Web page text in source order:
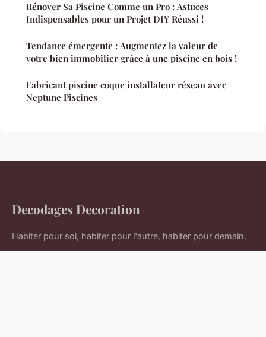
Rénover Sa Piscine Comme un Pro : Astuces
Indispensables pour un Projet DIY Réussi !
Tendance émergente : Augmentez la valeur de
votre bien immobilier grâce à une piscine en bois !
Fabricant piscine coque installateur réseau avec
Neptune Piscines
Decodages Decoration
Habiter pour soi, habiter pour l'autre, habiter pour demain.